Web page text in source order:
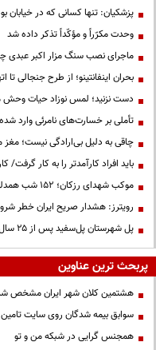
پزشکیان: تنها کسانی که در خیابان
وحدت مکرّراً و مؤکّداً تذکر داده شد
ماجرای نصب سنگ مزار اکبر عبدی
بحران اینفانتینو؛ از طرح جنجالی تا
دست نزنید؛ لمس نوزاد حیات وحش
تأملی بر خسارت‌های نامرئی وارد
چاقی به دلیل بی‌ارادگی نیست؛ مغز
باید افراد کارآمدتر را به کار
موکب شهدای رزکان؛ ۱۵۲ شب همدلی، خدمت و میزبانی از مردم ولایت‌مدار شهریار
رویترز: هشدار صریح ایران خطر
پل شهرستان پل‌سفید پس از ۲۵ سال به مرحله بهره‌برداری رسید
پربحث ترین عناوین
هشتمین کلان شهر ایران مشخص
سوابق بیمه شدگان روی سایت
همجنس گرایی در شبکه من و تو